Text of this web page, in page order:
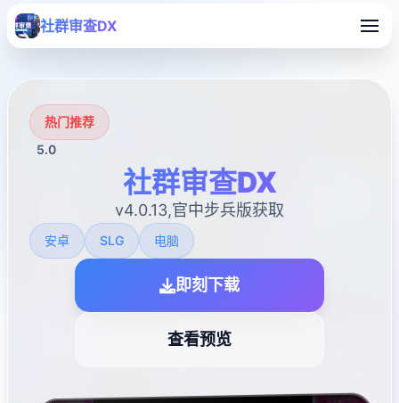
社群审查DX
热门推荐
5.0
社群审查DX
v4.0.13,官中步兵版获取
安卓 SLG 电脑
即刻下载
查看预览